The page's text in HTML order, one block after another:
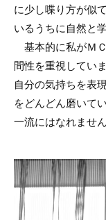
に少し喋り方が似
いるうちに自然と
基本的に私がＭ
間性を重視してい
自分の気持ちを表
をどんどん磨いて
一流にはなれません